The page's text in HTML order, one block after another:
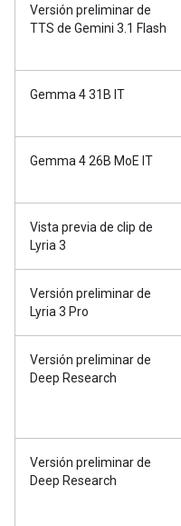
Versión preliminar de
TTS de Gemini 3.1 Flash
Gemma 4 31B IT
Gemma 4 26B MoE IT
Vista previa de clip de
Lyria 3
Versión preliminar de
Lyria 3 Pro
Versión preliminar de
Deep Research
Versión preliminar de
Deep Research